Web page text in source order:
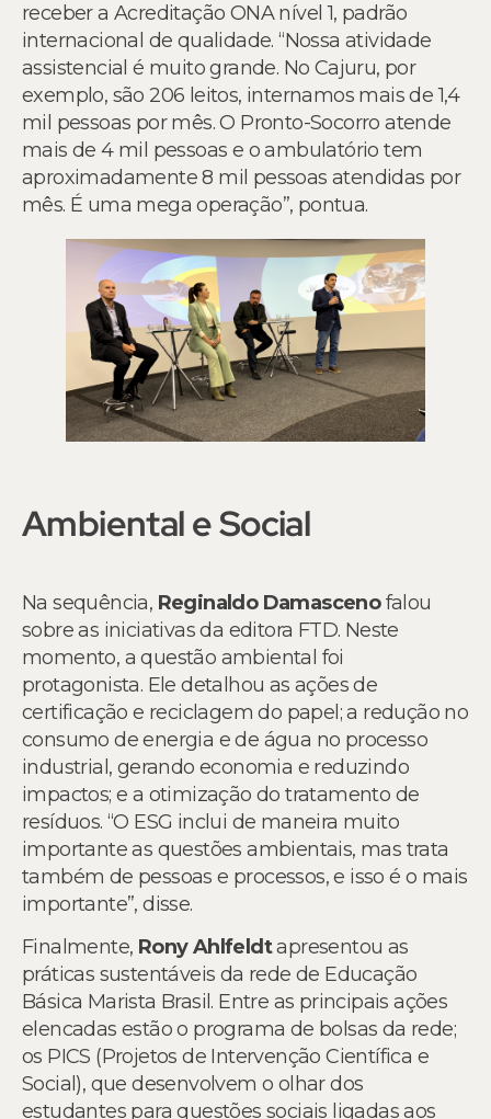
receber a Acreditação ONA nível 1, padrão
internacional de qualidade. “Nossa atividade
assistencial é muito grande. No Cajuru, por
exemplo, são 206 leitos, internamos mais de 1,4
mil pessoas por mês. O Pronto-Socorro atende
mais de 4 mil pessoas e o ambulatório tem
aproximadamente 8 mil pessoas atendidas por
mês. É uma mega operação”, pontua.
Ambiental e Social
Na sequência, Reginaldo Damascenofalou
sobre as iniciativas da editora FTD. Neste
momento, a questão ambiental foi
protagonista. Ele detalhou as ações de
certificação e reciclagem do papel; a redução no
consumo de energia e de água no processo
industrial, gerando economia e reduzindo
impactos; e a otimização do tratamento de
resíduos. “O ESG inclui de maneira muito
importante as questões ambientais, mas trata
também de pessoas e processos, e isso é o mais
importante”, disse.
Finalmente, Rony Ahlfeldtapresentou as
práticas sustentáveis da rede de Educação
Básica Marista Brasil. Entre as principais ações
elencadas estão o programa de bolsas da rede;
os PICS (Projetos de Intervenção Científica e
Social), que desenvolvem o olhar dos
estudantes para questões sociais ligadas aos